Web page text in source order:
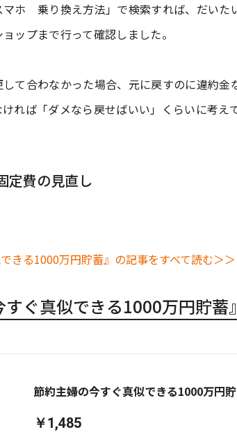
ホ 乗り換え方法」で検索すれば、だいた
ップまで行って確認しました。
て合わなかった場合、元に戻すのに違約金
れば「ダメなら戻せばいい」くらいに考え
定費の見直し
きる1000万円貯蓄』の記事をすべて読む＞＞
ぐ真似できる1000万円貯蓄
節約主婦の今すぐ真似できる1000万円
￥1,485